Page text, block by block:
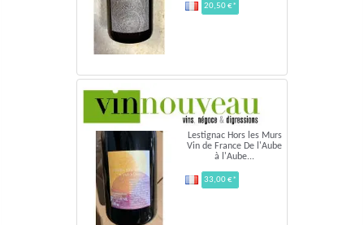
20,50 €*
Lestignac Hors les Murs
Vin de France De l'Aube
à l'Aube...
33,00 €*